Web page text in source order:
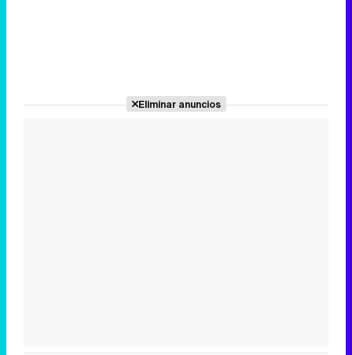
Eliminar anuncios